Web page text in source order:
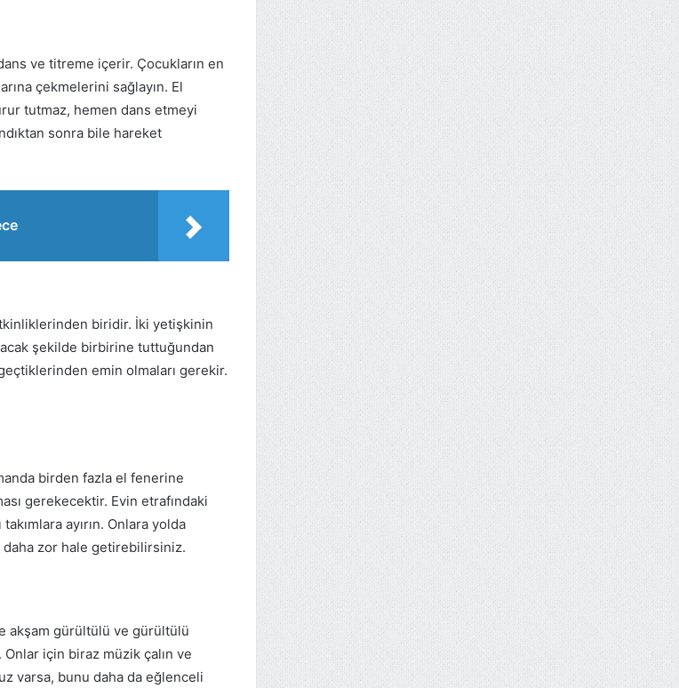
ve titreme içerir. Çocukların en
çekmelerini sağlayın. El
tutmaz, hemen dans etmeyi
sonra bile hareket
biridir. İki yetişkinin
şekilde birbirine tuttuğundan
emin olmaları gerekir.
birden fazla el fenerine
gerekecektir. Evin etrafındaki
ayırın. Onlara yolda
daha zor hale getirebilirsiniz.
akşam gürültülü ve gürültülü
için biraz müzik çalın ve
varsa, bunu daha da eğlenceli